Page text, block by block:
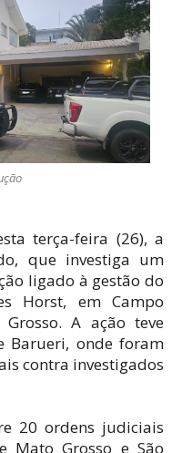
terça-feira (26), a
que investiga um
ligado à gestão do
Horst, em Campo
A ação teve
Barueri, onde foram
contra investigados
20 ordens judiciais
Mato Grosso e São